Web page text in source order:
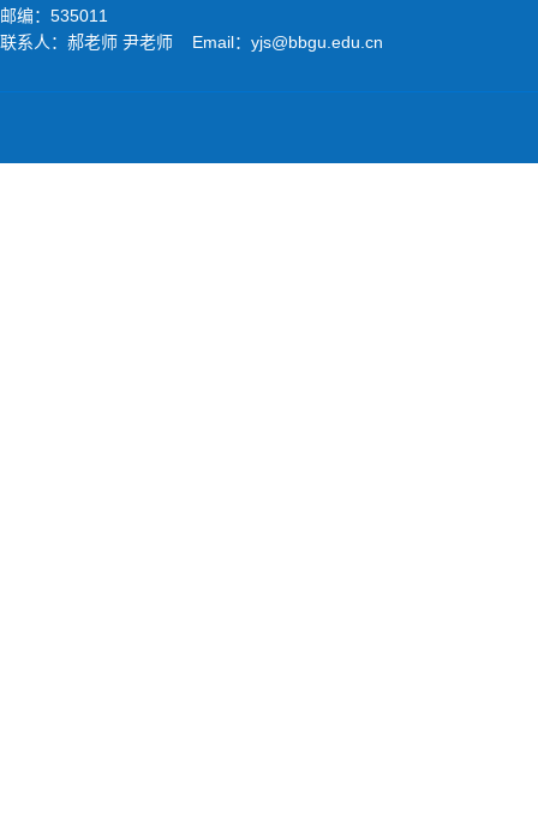
邮编：535011
联系人：郝老师 尹老师 Email：yjs@bbgu.edu.cn